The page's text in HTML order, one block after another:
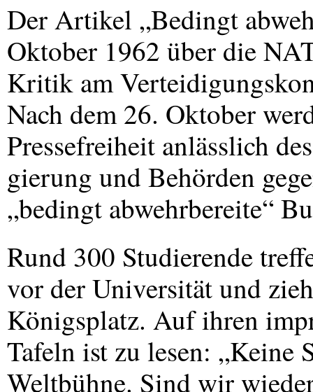
Der Artikel „Bedingt
Oktober 1962 über die
Kritik am
Nach dem 26. Oktober
Pressefreiheit anlässlich
gierung und Behörden
„bedingt abwehrbereite“
Rund 300 Studierende
vor der Universität und
Königsplatz. Auf ihren
Tafeln ist zu lesen: „Keine
Weltbühne. Sind wir